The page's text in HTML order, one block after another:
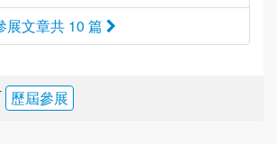
展文章共 10 篇
歷屆參展